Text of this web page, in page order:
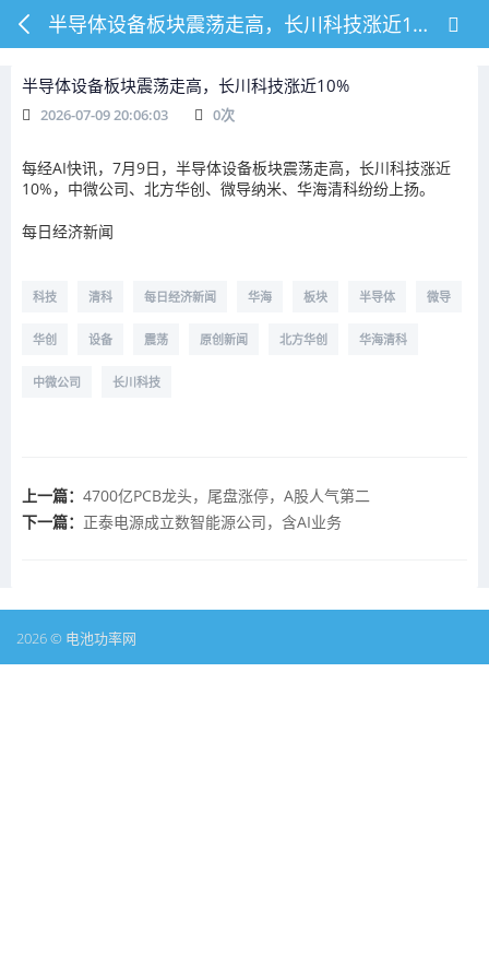
半导体设备板块震荡走高，长川科技涨近10%
半导体设备板块震荡走高，长川科技涨近10%
2026-07-09 20:06:03 0次
每经AI快讯，7月9日，半导体设备板块震荡走高，长川科技涨近
10%，中微公司、北方华创、微导纳米、华海清科纷纷上扬。
每日经济新闻
科技 清科 每日经济新闻 华海 板块 半导体 微导
华创 设备 震荡 原创新闻 北方华创 华海清科
中微公司 长川科技
上一篇： 4700亿PCB龙头，尾盘涨停，A股人气第二
下一篇： 正泰电源成立数智能源公司，含AI业务
2026 © 电池功率网